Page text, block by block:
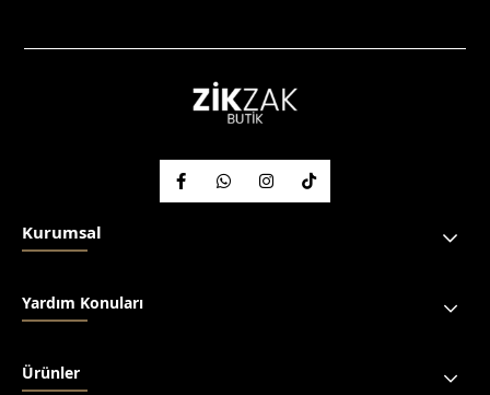
Kurumsal
Yardım Konuları
Ürünler